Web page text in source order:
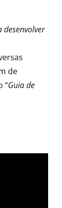
desenvolver
de
“Guia de